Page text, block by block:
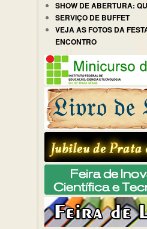
SHOW DE ABERTURA:
SERVIÇO DE BUFFET
VEJA AS FOTOS DA
ENCONTRO